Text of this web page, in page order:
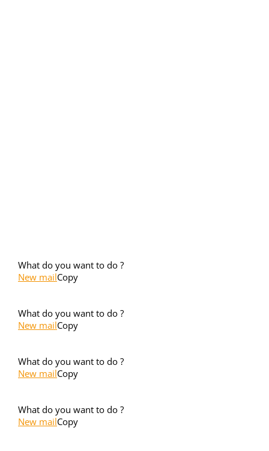
What do you want to do ?
New mailCopy
What do you want to do ?
New mailCopy
What do you want to do ?
New mailCopy
What do you want to do ?
New mailCopy